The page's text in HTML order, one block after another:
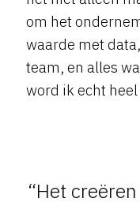
om het
waarde met
team, en alles
word ik echt
“Het